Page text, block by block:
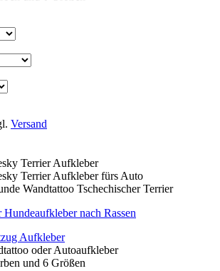
Versand
Aufkleber
oder Autoaufkleber
und 6 Größen